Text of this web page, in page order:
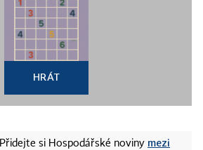
HRÁT
Přidejte si Hospodářské noviny mezi